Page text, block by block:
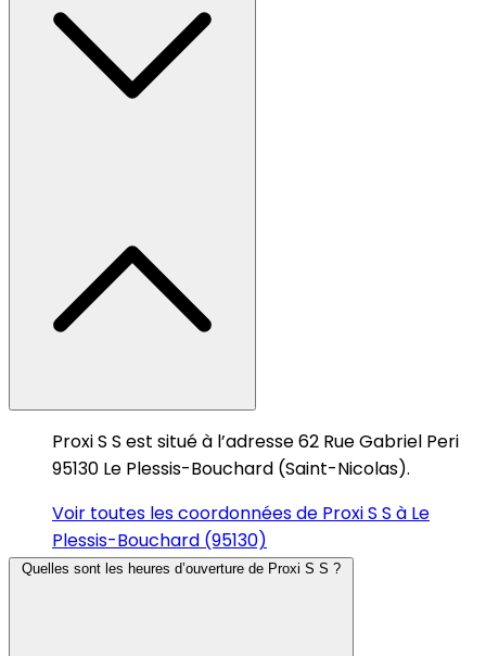
Proxi S S est situé à l’adresse 62 Rue Gabriel Peri
95130 Le Plessis-Bouchard (Saint-Nicolas).
Voir toutes les coordonnées de Proxi S S à Le
Plessis-Bouchard (95130)
Quelles sont les heures d’ouverture de Proxi S S ?